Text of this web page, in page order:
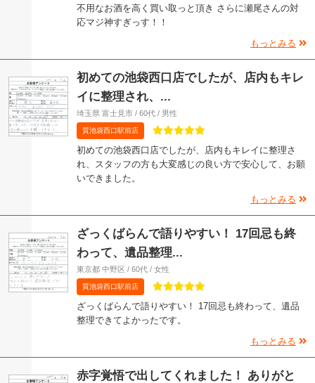
不用なお酒を高く買い取っと頂き さらに瀬尾さんの対
応マジ神すぎっす！！
もっとみる
初めての池袋西口店でしたが、店内もキレ
イに整理され、...
埼玉県 富士見市 / 60代 / 男性
質池袋西口駅前店
初めての池袋西口店でしたが、店内もキレイに整理さ
れ、スタッフの方も大変感じの良い方で安心して、お願
いできました。
もっとみる
ざっくばらんで語りやすい！ 17回忌も終
わって、遺品整理...
東京都 中野区 / 60代 / 女性
質池袋西口駅前店
ざっくばらんで語りやすい！ 17回忌も終わって、遺品
整理できてよかったです。
もっとみる
赤字覚悟で出してくれました！ ありがと